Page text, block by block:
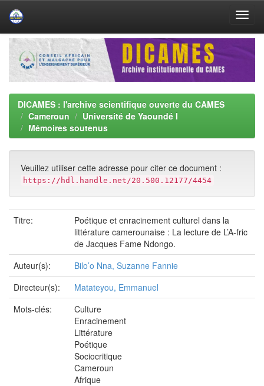
Skip
navigation
DICAMES : l'archive scientifique ouverte du CAMES
Cameroun
Université de Yaoundé I
Mémoires soutenus
Veuillez utiliser cette adresse pour citer ce document :
https://hdl.handle.net/20.500.12177/4454
Titre:
Poétique et enracinement culturel dans la
littérature camerounaise : La lecture de L’A-fric
de Jacques Fame Ndongo.
Auteur(s):
Bilo’o Nna, Suzanne Fannie
Directeur(s):
Matateyou, Emmanuel
Mots-clés:
Culture
Enracinement
Littérature
Poétique
Sociocritique
Cameroun
Afrique